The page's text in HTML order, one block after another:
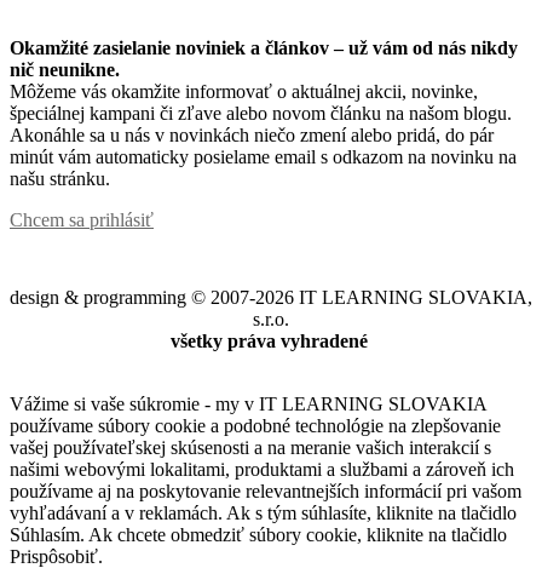
Okamžité zasielanie noviniek a článkov – už vám od nás nikdy
nič neunikne.
Môžeme vás okamžite informovať o aktuálnej akcii, novinke,
špeciálnej kampani či zľave alebo novom článku na našom blogu.
Akonáhle sa u nás v novinkách niečo zmení alebo pridá, do pár
minút vám automaticky posielame email s odkazom na novinku na
našu stránku.
Chcem sa prihlásiť
design & programming © 2007-2026 IT LEARNING SLOVAKIA,
s.r.o.
všetky práva vyhradené
Vážime si vaše súkromie - my v IT LEARNING SLOVAKIA
používame súbory cookie a podobné technológie na zlepšovanie
vašej používateľskej skúsenosti a na meranie vašich interakcií s
našimi webovými lokalitami, produktami a službami a zároveň ich
používame aj na poskytovanie relevantnejších informácií pri vašom
vyhľadávaní a v reklamách. Ak s tým súhlasíte, kliknite na tlačidlo
Súhlasím. Ak chcete obmedziť súbory cookie, kliknite na tlačidlo
Prispôsobiť.